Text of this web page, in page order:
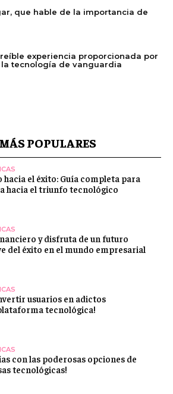
que hable de la importancia de
experiencia proporcionada por
la tecnología de vanguardia
POPULARES
hacia el éxito: Guía completa para
hacia el triunfo tecnológico
y disfruta de un futuro
del éxito en el mundo empresarial
usuarios en adictos
tecnológica!
con las poderosas opciones de
tecnológicas!